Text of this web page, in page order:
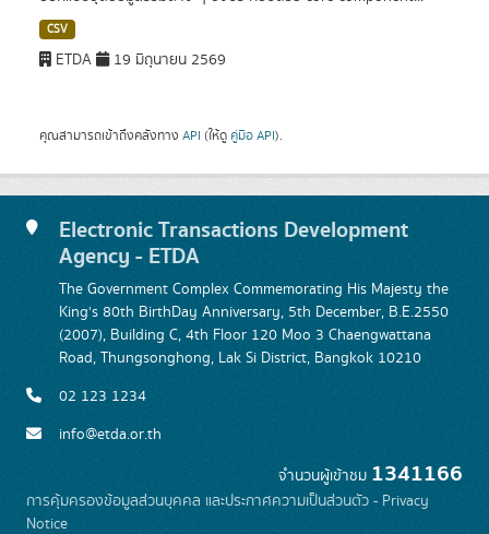
CSV
ETDA 19 มิถุนายน 2569
คุณสามารถเข้าถึงคลังทาง API (ให้ดู คู่มือ API).
Electronic Transactions Development
Agency - ETDA
The Government Complex Commemorating His Majesty the
King's 80th BirthDay Anniversary, 5th December, B.E.2550
(2007), Building C, 4th Floor 120 Moo 3 Chaengwattana
Road, Thungsonghong, Lak Si District, Bangkok 10210
02 123 1234
info@etda.or.th
จำนวนผู้เข้าชม 1341166
การคุ้มครองข้อมูลส่วนบุคคล และประกาศความเป็นส่วนตัว - Privacy
Notice